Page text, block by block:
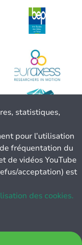
statistiques,
pour l’utilisation
fréquentation du
de vidéos YouTube
acceptation) est
des cookies.